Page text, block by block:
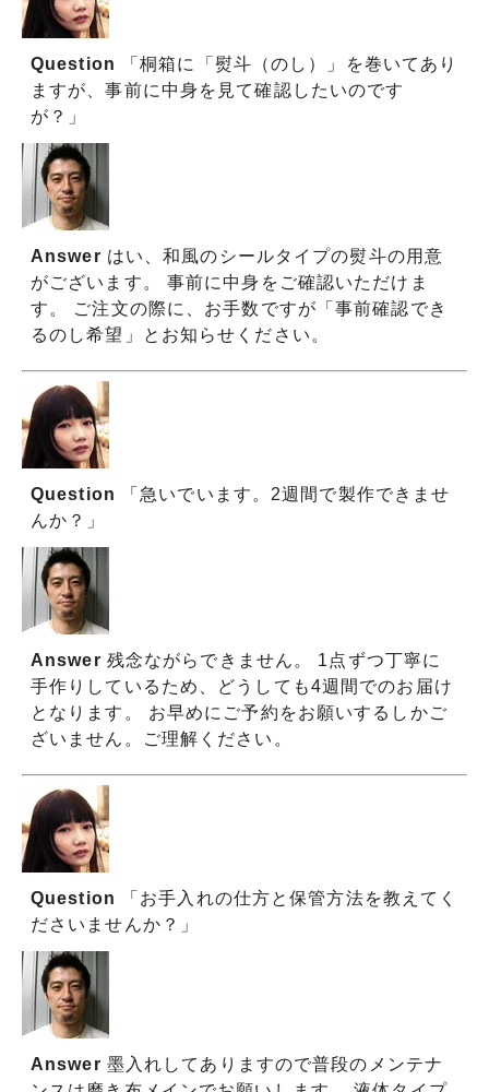
Question
「桐箱に「熨斗（のし）」を巻いてあり
ますが、事前に中身を見て確認したいのです
が？」
Answer はい、和風のシールタイプの熨斗の用意
がございます。 事前に中身をご確認いただけま
す。 ご注文の際に、お手数ですが「事前確認でき
るのし希望」とお知らせください。
Question
「急いでいます。2週間で製作できませ
んか？」
Answer 残念ながらできません。 1点ずつ丁寧に
手作りしているため、どうしても4週間でのお届け
となります。 お早めにご予約をお願いするしかご
ざいません。ご理解ください。
Question
「お手入れの仕方と保管方法を教えてく
ださいませんか？」
Answer 墨入れしてありますので普段のメンテナ